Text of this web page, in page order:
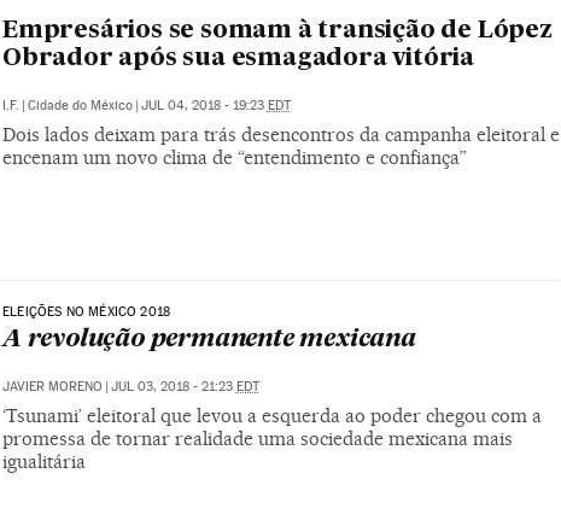
Empresários se somam à transição de López
Obrador após sua esmagadora vitória
I.F. Cidade do México JUL 04, 2018 - 19:23 EDT
Dois lados deixam para trás desencontros da campanha eleitoral e
encenam um novo clima de “entendimento e confiança”
ELEIÇÕES NO MÉXICO 2018
A revolução permanente mexicana
JAVIER MORENO JUL 03, 2018 - 21:23 EDT
‘Tsunami’ eleitoral que levou a esquerda ao poder chegou com a
promessa de tornar realidade uma sociedade mexicana mais
igualitária